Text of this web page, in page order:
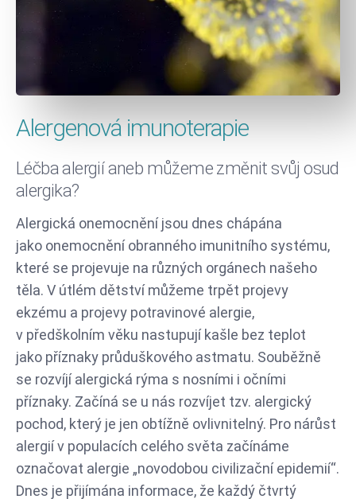
Alergenová imunoterapie
Léčba alergií aneb můžeme změnit svůj osud
alergika?
Alergická onemocnění jsou dnes chápána
jako onemocnění obranného imunitního systému,
které se projevuje na různých orgánech našeho
těla. V útlém dětství můžeme trpět projevy
ekzému a projevy potravinové alergie,
v předškolním věku nastupují kašle bez teplot
jako příznaky průduškového astmatu. Souběžně
se rozvíjí alergická rýma s nosními i očními
příznaky. Začíná se u nás rozvíjet tzv. alergický
pochod, který je jen obtížně ovlivnitelný. Pro nárůst
alergií v populacích celého světa začínáme
označovat alergie „novodobou civilizační epidemií“.
Dnes je přijímána informace, že každý čtvrtý